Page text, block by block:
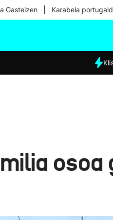
Gasteizen Karabela
Eguraldia
osoa